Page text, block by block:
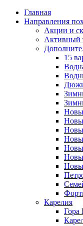
Главная
Направления
Акции и
Активный
15
Карелия
Гора